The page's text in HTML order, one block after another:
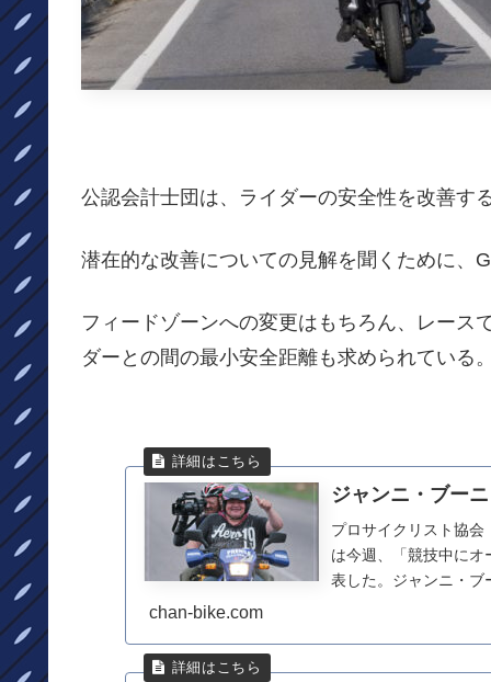
公認会計士団は、ライダーの安全性を改善す
潜在的な改善についての見解を聞くために、
フィードゾーンへの変更はもちろん、レース
ダーとの間の最小安全距離も求められている
ジャンニ・ブー
プロサイクリスト協
は今週、「競技中に
表した。ジャンニ・
chan-bike.com